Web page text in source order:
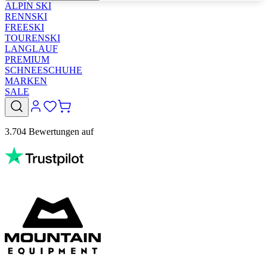
ALPIN SKI
RENNSKI
FREESKI
TOURENSKI
LANGLAUF
PREMIUM
SCHNEESCHUHE
MARKEN
SALE
3.704 Bewertungen auf